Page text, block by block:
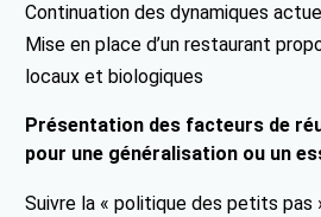
Continuation des dynamiques
Mise en place d’un restaurant
locaux et biologiques
Présentation des facteurs de
pour une généralisation ou un
Suivre la « politique des petits pas